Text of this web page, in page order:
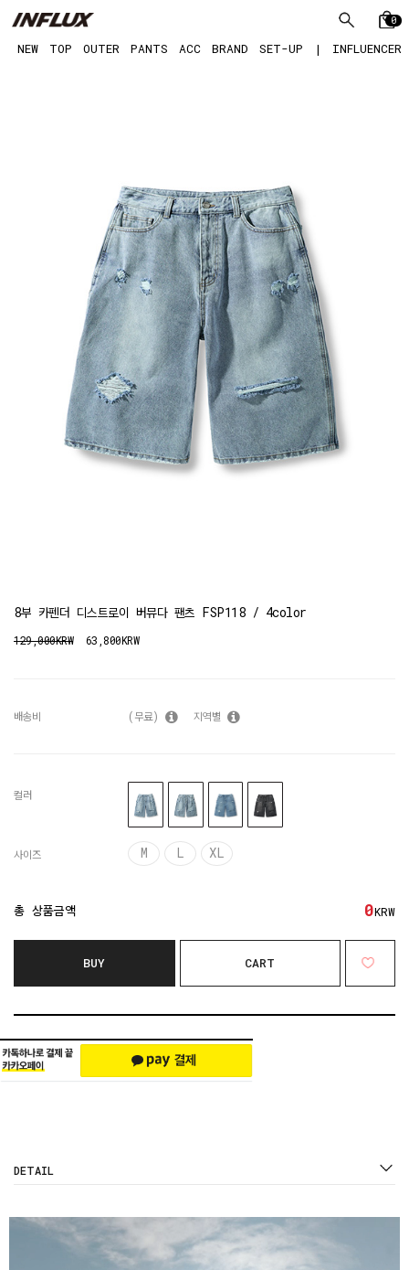
0
NEW TOP OUTER PANTS ACC BRAND SET-UP | INFLUENCER
8부 카펜더 디스트로이 버뮤다 팬츠 FSP118 / 4color
129,000KRW 63,800KRW
배송비 (무료) 지역별
컬러
사이즈 M L XL
총 상품금액 0KRW
BUY CART
DETAIL